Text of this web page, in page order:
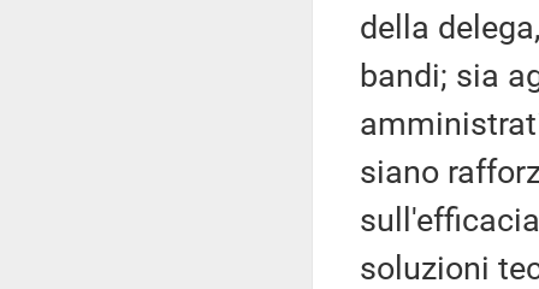
della
bandi; sia
siano
soluzioni